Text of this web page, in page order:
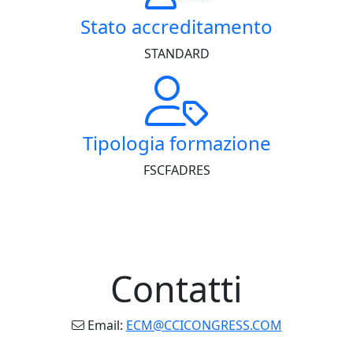
Stato accreditamento
STANDARD
Tipologia formazione
FSCFADRES
Contatti
Email: ECM@CCICONGRESS.COM